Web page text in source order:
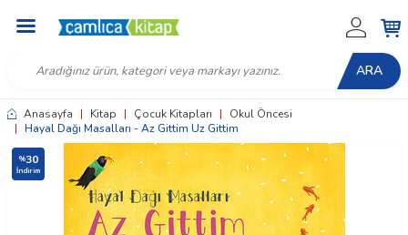
ARA
Anasayfa | Kitap | Çocuk Kitapları |
Okul Öncesi
| Hayal Dağı Masalları - Az Gittim Uz Gittim
%30
İndirim